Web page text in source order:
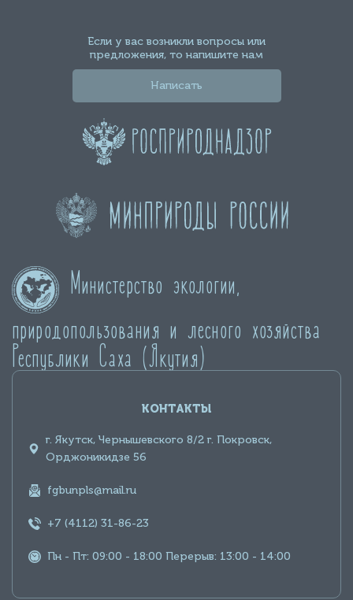
Если у вас возникли вопросы или
предложения, то напишите нам
Написать
Министерство экологии,
природопользования и лесного хозяйства
Республики Саха (Якутия)
КОНТАКТЫ
г. Якутск, Чернышевского 8/2 г. Покровск,
Орджоникидзе 56
fgbunpls@mail.ru
+7 (4112) 31-86-23
Пн - Пт: 09:00 - 18:00 Перерыв: 13:00 - 14:00